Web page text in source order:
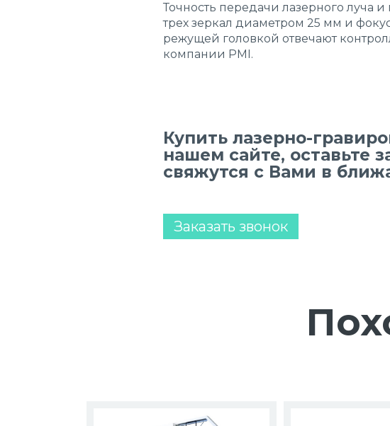
Точность передачи лазерного луча
трех зеркал диаметром 25 мм и
режущей головкой отвечают
компании PMI.
Купить лазерно-
нашем сайте, оставьте
свяжутся с Вами в
Заказать звонок